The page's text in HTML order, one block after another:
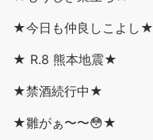
★今日も仲良しこよし★
★ R.8 熊本地震★
★禁酒続行中★
★雛がぁ〜〜😳★